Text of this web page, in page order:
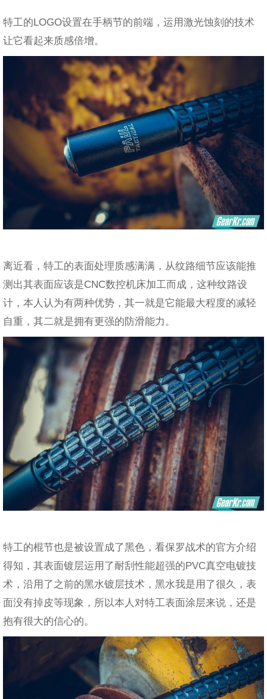
特工的LOGO设置在手柄节的前端，运用激光蚀刻的技术
让它看起来质感倍增。
离近看，特工的表面处理质感满满，从纹路细节应该能推
测出其表面应该是CNC数控机床加工而成，这种纹路设
计，本人认为有两种优势，其一就是它能最大程度的减轻
自重，其二就是拥有更强的防滑能力。
特工的棍节也是被设置成了黑色，看保罗战术的官方介绍
得知，其表面镀层运用了耐刮性能超强的PVC真空电镀技
术，沿用了之前的黑水镀层技术，黑水我是用了很久，表
面没有掉皮等现象，所以本人对特工表面涂层来说，还是
抱有很大的信心的。